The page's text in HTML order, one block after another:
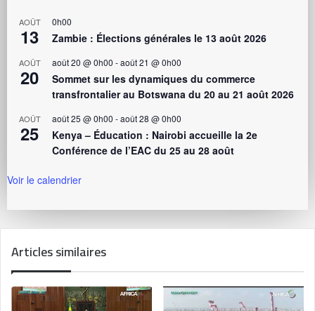
AOÛT
13
0h00
Zambie : Élections générales le 13 août 2026
AOÛT
20
août 20 @ 0h00 -août 21 @ 0h00
Sommet sur les dynamiques du commerce
transfrontalier au Botswana du 20 au 21 août 2026
AOÛT
25
août 25 @ 0h00 -août 28 @ 0h00
Kenya – Éducation : Nairobi accueille la 2e
Conférence de l’EAC du 25 au 28 août
Voir le calendrier
Articles similaires